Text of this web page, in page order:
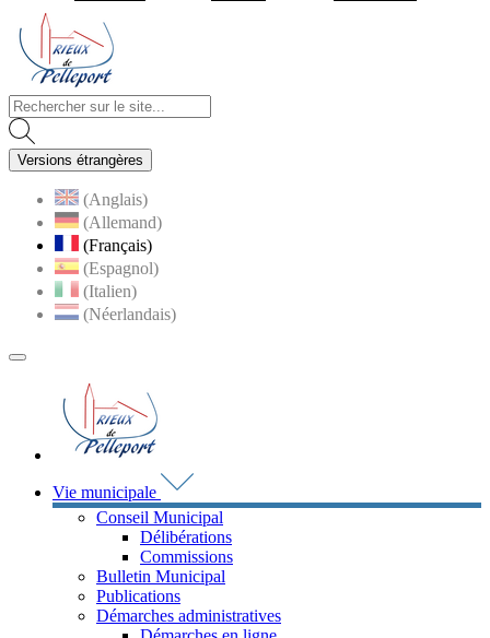
Versions étrangères
(Anglais)
(Allemand)
(Français)
(Espagnol)
(Italien)
(Néerlandais)
MENU
PRINCIPAL
Vie municipale
Conseil Municipal
Délibérations
Commissions
Bulletin Municipal
Publications
Démarches administratives